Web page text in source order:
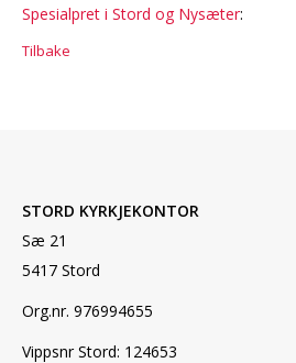
Spesialpret i Stord og Nysæter:
Tilbake
STORD KYRKJEKONTOR
Sæ 21
5417 Stord
Org.nr. 976994655
Vippsnr Stord: 124653